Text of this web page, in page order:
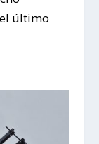
último